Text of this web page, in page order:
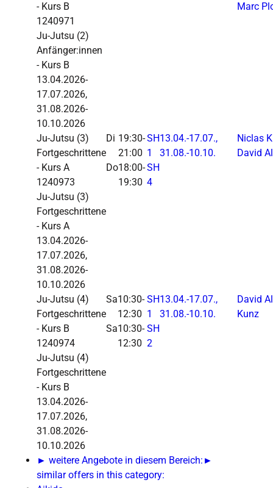
- Kurs B
1240971
Ju-Jutsu (2)
Anfänger:innen
- Kurs B
13.04.2026-
17.07.2026,
31.08.2026-
10.10.2026
Marc
Ju-Jutsu (3)
Fortgeschrittene
- Kurs A
1240973
Ju-Jutsu (3)
Fortgeschrittene
- Kurs A
13.04.2026-
17.07.2026,
31.08.2026-
10.10.2026
Di 19:30-
21:00
SH
1
Do18:00-
19:30
SH
4
13.04.-17.07.,
31.08.-10.10.
Niclas
David
Ju-Jutsu (4)
Fortgeschrittene
- Kurs B
1240974
Ju-Jutsu (4)
Fortgeschrittene
- Kurs B
13.04.2026-
17.07.2026,
31.08.2026-
10.10.2026
Sa10:30-
12:30
SH
1
Sa10:30-
12:30
SH
2
13.04.-17.07.,
31.08.-10.10.
David
Kunz
► weitere Angebote in diesem Bereich: ►
similar offers in this category: